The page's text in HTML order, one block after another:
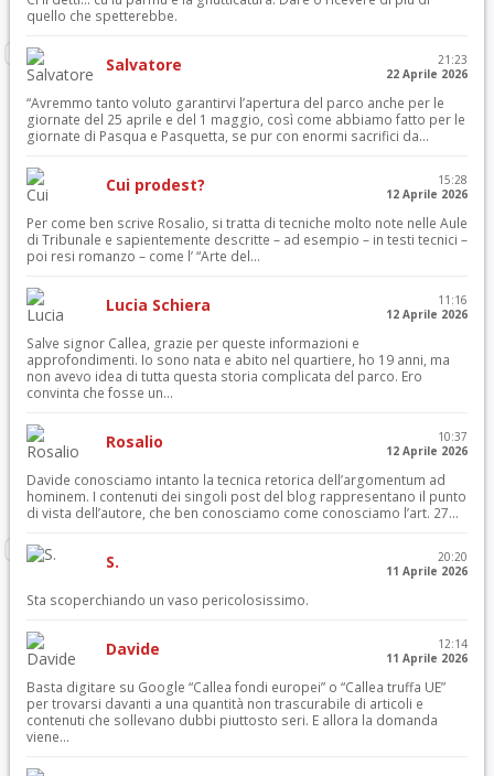
quello che spetterebbe.
Salvatore
21:23
22 Aprile 2026
“Avremmo tanto voluto garantirvi l’apertura del parco anche per le
giornate del 25 aprile e del 1 maggio, così come abbiamo fatto per le
giornate di Pasqua e Pasquetta, se pur con enormi sacrifici da...
Cui prodest?
15:28
12 Aprile 2026
Per come ben scrive Rosalio, si tratta di tecniche molto note nelle Aule
di Tribunale e sapientemente descritte – ad esempio – in testi tecnici –
poi resi romanzo – come l’ “Arte del...
Lucia Schiera
11:16
12 Aprile 2026
Salve signor Callea, grazie per queste informazioni e
approfondimenti. Io sono nata e abito nel quartiere, ho 19 anni, ma
non avevo idea di tutta questa storia complicata del parco. Ero
convinta che fosse un...
Rosalio
10:37
12 Aprile 2026
Davide conosciamo intanto la tecnica retorica dell’argomentum ad
hominem. I contenuti dei singoli post del blog rappresentano il punto
di vista dell’autore, che ben conosciamo come conosciamo l’art. 27...
S.
20:20
11 Aprile 2026
Sta scoperchiando un vaso pericolosissimo.
Davide
12:14
11 Aprile 2026
Basta digitare su Google “Callea fondi europei” o “Callea truffa UE”
per trovarsi davanti a una quantità non trascurabile di articoli e
contenuti che sollevano dubbi piuttosto seri. E allora la domanda
viene...